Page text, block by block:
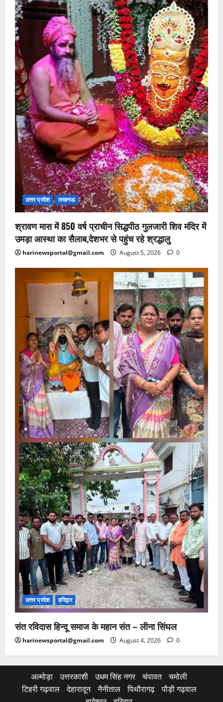
उत्तर प्रदेश लखनऊ
श्रावण मास में 850 वर्ष प्राचीन सिद्धपीठ गुलजारी शिव मंदिर में
उमड़ा आस्था का सैलाब,देशभर से पहुंच रहे श्रद्धालु
harinewsportal@gmail.com August 5, 2026 0
उत्तर प्रदेश हरिद्वार
संत रविदास हिन्दू समाज के महान संत – लीना सिंघल
harinewsportal@gmail.com August 4, 2026 0
अल्मोड़ा उत्तरकाशी उधम सिंह नगर चंपावत
चमोली
टिहरी गढ़वाल
देहारादून नैनीताल पिथौरागढ़
पौड़ी गढ़वाल